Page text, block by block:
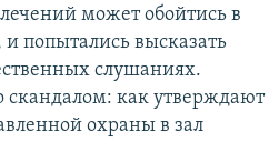
может обойтись в
попытались высказать
слушаниях.
как утверждают
охраны в зал